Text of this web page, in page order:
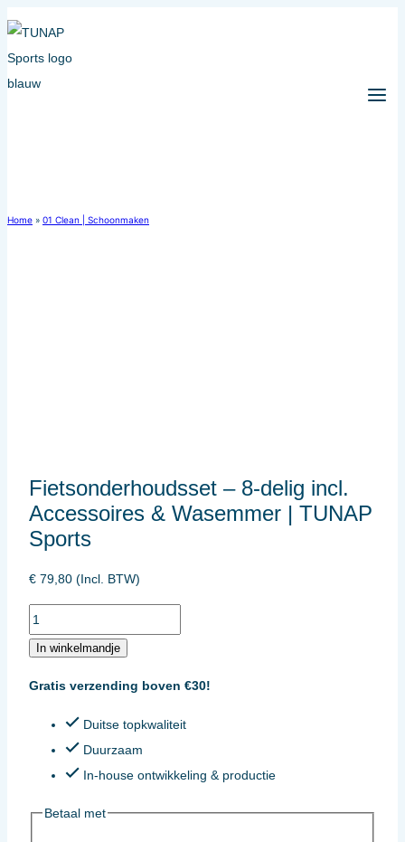
Doorgaan
inhoud
Home » 01 Clean | Schoonmaken
Fietsonderhoudsset – 8-delig incl.
Accessoires & Wasemmer | TUNAP
Sports
€ 79,80 (Incl. BTW)
Fietsonderhoudsset
-
delig
Accessoires
In winkelmandje
Gratis verzending boven €30!
Duitse topkwaliteit
Duurzaam
In-house ontwikkeling & productie
Betaal met